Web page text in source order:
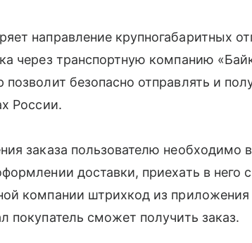
направление крупногабаритных
через транспортную компанию
позволит безопасно отправлять и
России.
заказа пользователю необходимо
доставки, приехать в него
компании штрихкод из приложения
покупатель сможет получить заказ.